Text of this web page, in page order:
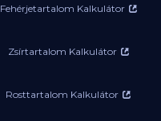
Fehérjetartalom Kalkulátor
Zsírtartalom Kalkulátor
Rosttartalom Kalkulátor